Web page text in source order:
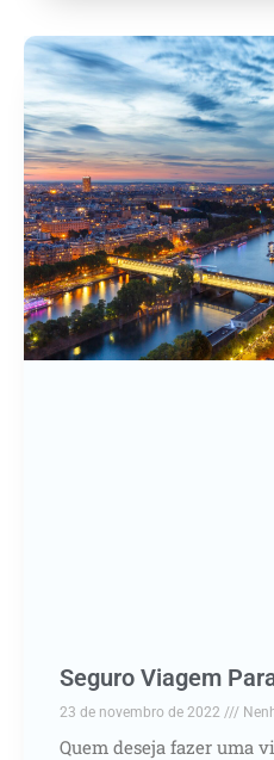
Seguro Viagem
23 de novembro de 2022
Quem deseja fazer uma